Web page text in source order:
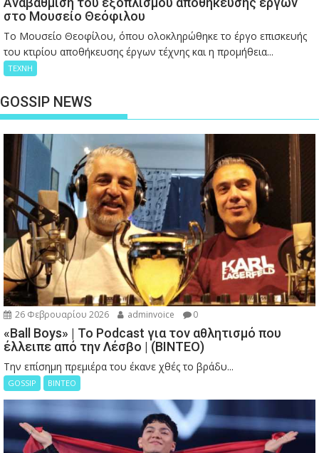
στο Μουσείο Θεόφιλου
Το Μουσείο Θεοφίλου, όπου ολοκληρώθηκε το έργο επισκευής
του κτιρίου αποθήκευσης έργων τέχνης και η προμήθεια...
ΤΕΧΝΗ
GOSSIP NEWS
26 Φεβρουαρίου 2026 adminvoice 0
«Ball Boys» | Το Podcast για τον αθλητισμό που
έλλειπε από την Λέσβο | (ΒΙΝΤΕΟ)
Την επίσημη πρεμιέρα του έκανε χθές το βράδυ...
GOSSIP ΒΙΝΤΕΟ